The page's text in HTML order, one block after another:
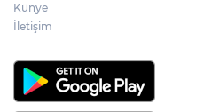
Künye
İletişim